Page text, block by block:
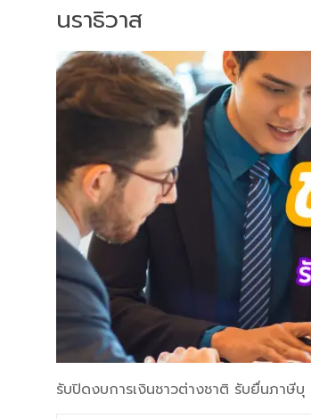
นราธิวาส
รับปิดงบการเงินชาวต่างชาติ รับยื่นภาษีบุ